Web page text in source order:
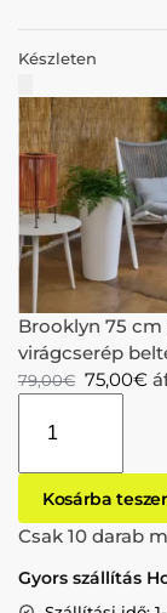
Készleten
Brooklyn 75
virágcserép
79,00€ 75,00€
Kosárba
Csak 10 darab
Gyors szállítás